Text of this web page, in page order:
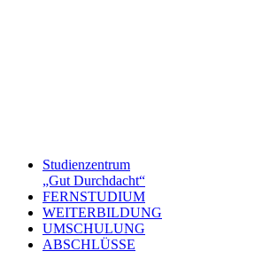
Studienzentrum
„Gut Durchdacht“
FERNSTUDIUM
WEITERBILDUNG
UMSCHULUNG
ABSCHLÜSSE